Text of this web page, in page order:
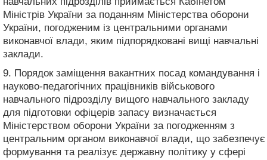
Міністрів України за поданням Міністерства оборони
України, погодженим із центральними органами
виконавчої влади, яким підпорядковані вищі навчальні
заклади.
9. Порядок заміщення вакантних посад командування і
науково-педагогічних працівників військового
навчального підрозділу вищого навчального закладу
для підготовки офіцерів запасу визначається
Міністерством оборони України за погодженням з
центральним органом виконавчої влади, що забезпечує
формування та реалізує державну політику у сфері